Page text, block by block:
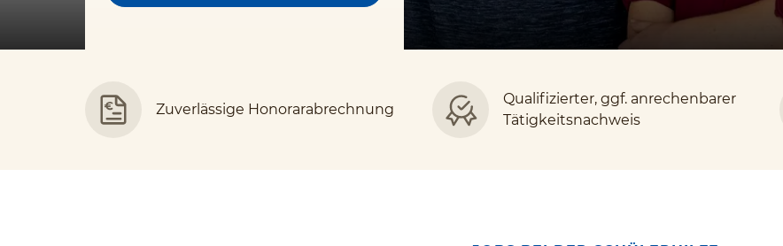
Zuverlässige Honorarabrechnung
Qualifizierter, ggf. anrechenbarer
Tätigkeitsnachweis